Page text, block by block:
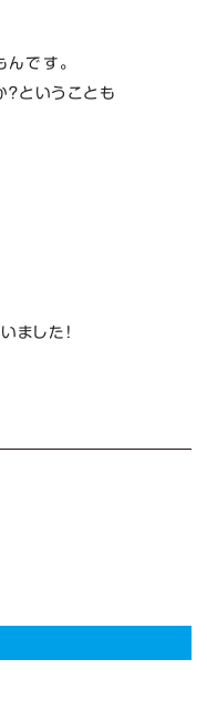
んです。
ということも
ました！